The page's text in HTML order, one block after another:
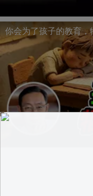
你会为了孩子的教育